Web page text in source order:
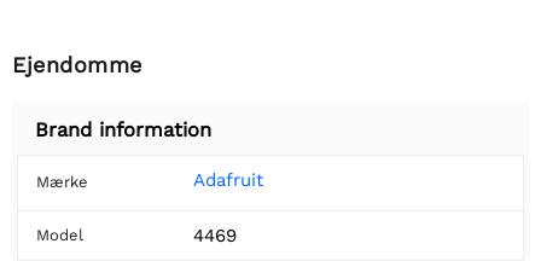
Ejendomme
Brand information
Mærke Adafruit
Model 4469